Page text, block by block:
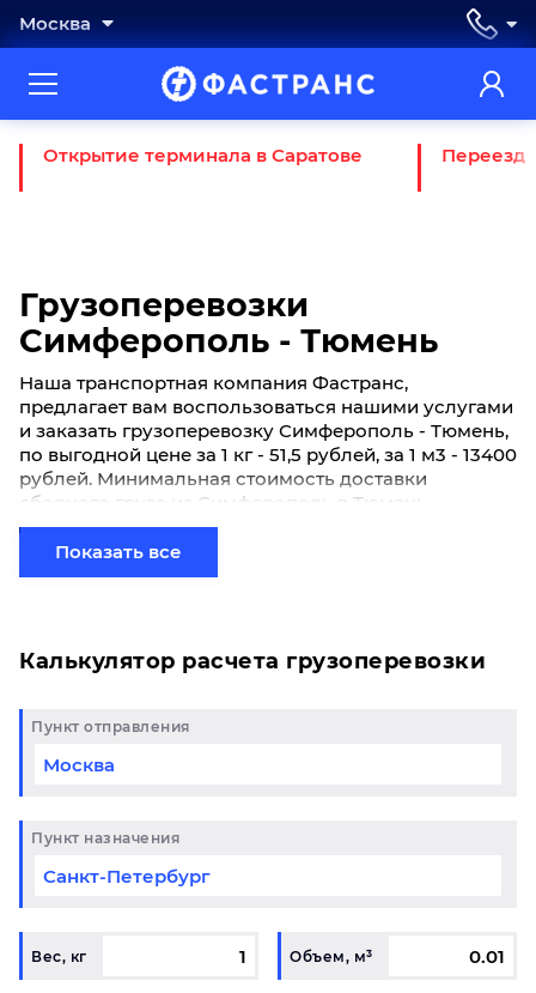
Москва
Открытие терминала в Саратове Переезд
Грузоперевозки
Симферополь - Тюмень
Наша транспортная компания Фастранс,
предлагает вам воспользоваться нашими услугами
и заказать грузоперевозку Симферополь - Тюмень,
по выгодной цене за 1 кг - 51,5 рублей, за 1 м3 - 13400
рублей. Минимальная стоимость доставки
сборного груза из Симферополь в Тюмень
начинается от 780 рублей. Если вы хотите
отправить свой груз сборной партией по готовому
маршруту в Тюмень и у вас возникли вопросы,
Показать все
Калькулятор расчета грузоперевозки
Пункт отправления
Пункт назначения
Вес, кг Объем, м³